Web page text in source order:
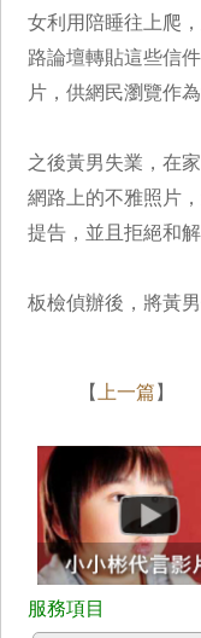
女利用陪睡往上爬
路論壇轉貼這些信
片，供網民瀏覽作為
之後黃男失業，在
網路上的不雅照片
提告，並且拒絕和解
板檢偵辦後，將黃
【 上一篇 】